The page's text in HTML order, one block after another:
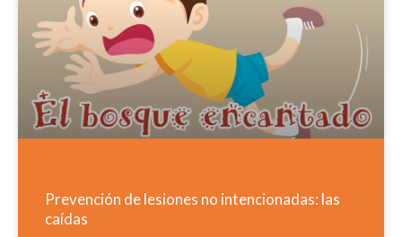
Prevención de lesiones no intencionadas: las
caídas